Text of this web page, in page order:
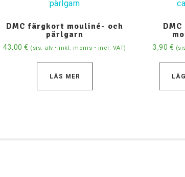
DMC färgkort mouliné- och
pärlgarn
43,00€ (sis. alv • inkl. moms • incl. VAT)
LÄS MER
3,90 €